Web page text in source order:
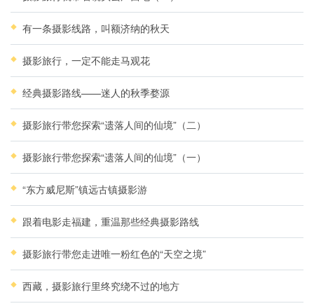
有一条摄影线路，叫额济纳的秋天
摄影旅行，一定不能走马观花
经典摄影路线——迷人的秋季婺源
摄影旅行带您探索“遗落人间的仙境”（二）
摄影旅行带您探索“遗落人间的仙境”（一）
“东方威尼斯”镇远古镇摄影游
跟着电影走福建，重温那些经典摄影路线
摄影旅行带您走进唯一粉红色的“天空之境”
西藏，摄影旅行里终究绕不过的地方